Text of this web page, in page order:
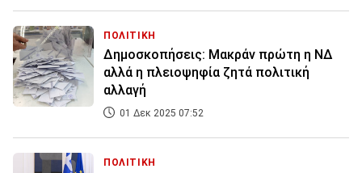
ΠΟΛΙΤΙΚΗ
Δημοσκοπήσεις: Μακράν πρώτη η ΝΔ
αλλά η πλειοψηφία ζητά πολιτική
αλλαγή
01 Δεκ 2025 07:52
ΠΟΛΙΤΙΚΗ